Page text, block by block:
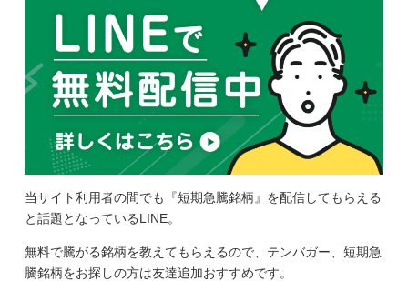
当サイト利用者の間でも『短期急騰銘柄』を配信してもらえる
と話題となっているLINE。
無料で騰がる銘柄を教えてもらえるので、テンバガー、短期急
騰銘柄をお探しの方は友達追加おすすめです。